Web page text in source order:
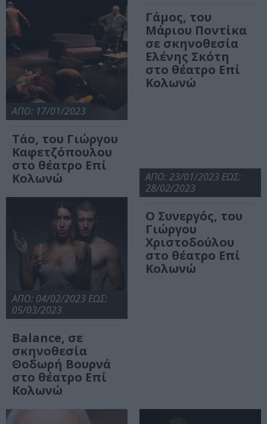
ΑΠΟ: 17/01/2023
Τάο, του Γιώργου
Καφετζόπουλου
στο θέατρο Επί
Κολωνώ
Γάμος, του
Μάριου Ποντίκα
σε σκηνοθεσία
Ελένης Σκότη
στο θέατρο Επί
Κολωνώ
ΑΠΟ: 04/02/2023 ΕΩΣ:
05/03/2023
Balance, σε
σκηνοθεσία
Θοδωρή Βουρνά
στο θέατρο Επί
Κολωνώ
ΑΠΟ: 23/01/2023 ΕΩΣ:
28/02/2023
Ο Συνεργός, του
Γιώργου
Χριστοδούλου
στο θέατρο Επί
Κολωνώ